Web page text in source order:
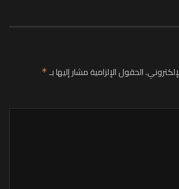
الحقول الإلزامية مشار إليها بـ*